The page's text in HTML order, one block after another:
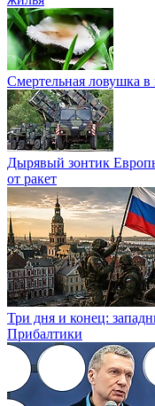
Смертельная ловушка в
Дырявый зонтик
от ракет
Три дня и конец:
Прибалтики